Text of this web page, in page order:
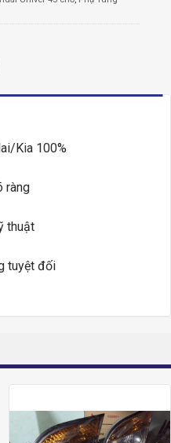
Kia 100%
ràng
thuật
tuyệt đối